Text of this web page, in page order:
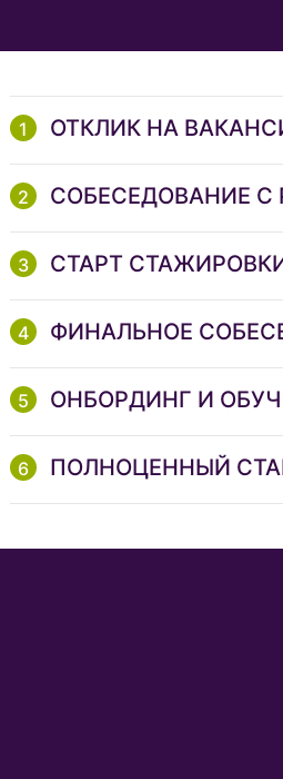
ОТКЛИК НА
СОБЕСЕДОВАНИЕ С
СТАРТ
ФИНАЛЬНОЕ
ОНБОРДИНГ И
ПОЛНОЦЕННЫЙ